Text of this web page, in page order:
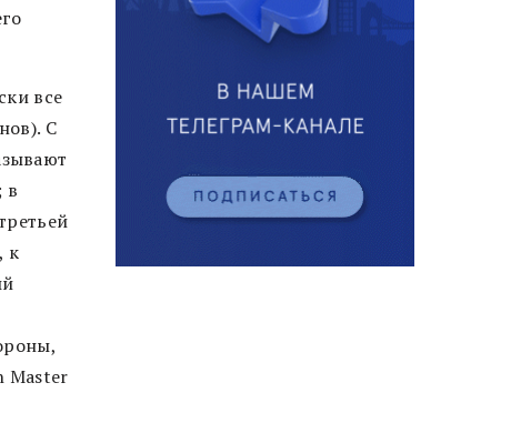
все
С
в
к
Master